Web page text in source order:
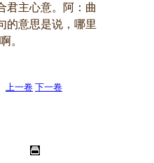
主心意。阿：曲
意思是说，哪里
。
上一卷 下一卷